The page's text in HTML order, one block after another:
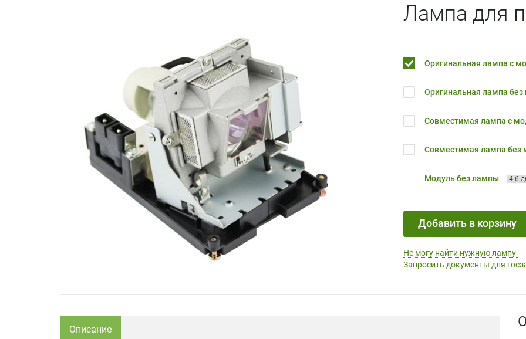
Лампа для
Оригинальная лампа с
Оригинальная лампа без
Совместимая лампа с
Совместимая лампа без
Модуль без лампы 4-6
Добавить в корзину
Не могу найти нужную лампу
Запросить документы для
Описание